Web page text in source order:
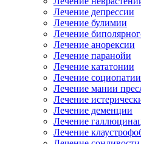
Лечение депрессии
Лечение булимии
Лечение
Лечение анорексии
Лечение паранойи
Лечение кататонии
Лечение социопатии
Лечение мании
Лечение
Лечение деменции
Лечение
Лечение